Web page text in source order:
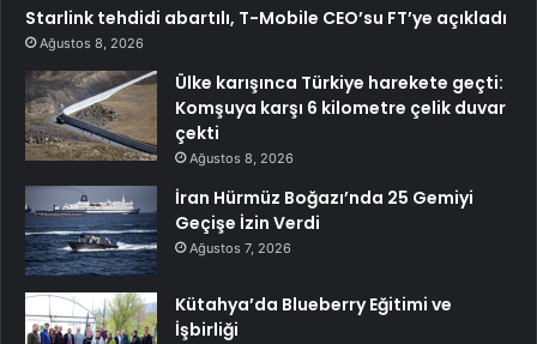
Starlink tehdidi abartılı, T-Mobile CEO’su FT’ye açıkladı
Ağustos 8, 2026
Ülke karışınca Türkiye harekete geçti:
Komşuya karşı 6 kilometre çelik duvar
çekti
Ağustos 8, 2026
İran Hürmüz Boğazı’nda 25 Gemiyi
Geçişe İzin Verdi
Ağustos 7, 2026
Kütahya’da Blueberry Eğitimi ve
İşbirliği